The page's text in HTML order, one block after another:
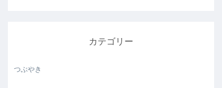
カテゴリー
つぶやき